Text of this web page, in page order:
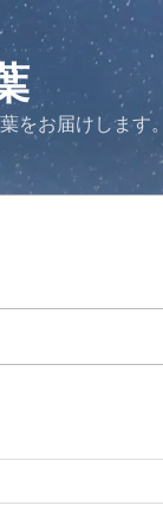
をお届けします。